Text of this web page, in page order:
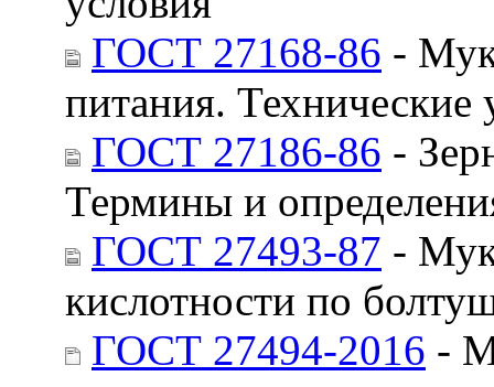
ГОСТ 27168-86 -
питания. Технические
ГОСТ 27186-86 -
Термины и
ГОСТ 27493-87 -
кислотности по
ГОСТ 27494-2016 -